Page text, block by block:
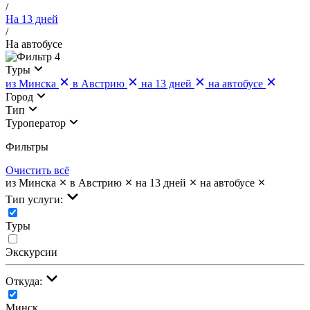
/
На 13 дней
/
На автобусе
4
Туры
из Минска
в Австрию на 13 дней
на автобусе
Город
Тип
Туроператор
Фильтры
Очистить всё
из Минска
в Австрию на 13 дней
на автобусе
Тип услуги:
Туры
Экскурсии
Откуда:
Минск